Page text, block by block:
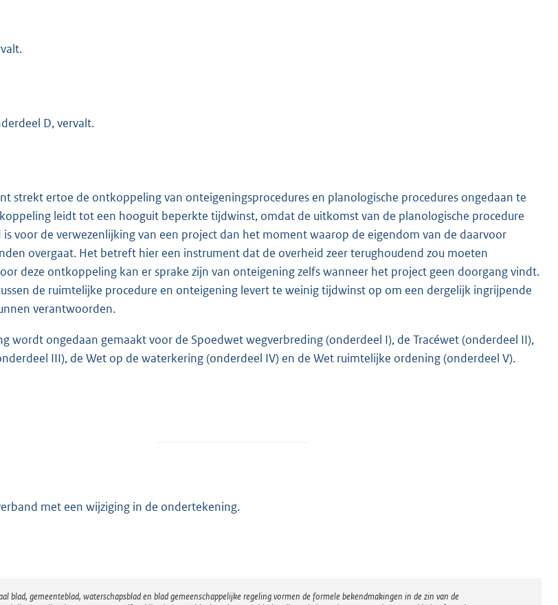
D, vervalt.
strekt ertoe de ontkoppeling van onteigeningsprocedures en planologische procedures ongedaan te
leidt tot een hooguit beperkte tijdwinst, omdat de uitkomst van de planologische procedure
is voor de verwezenlijking van een project dan het moment waarop de eigendom van de daarvoor
overgaat. Het betreft hier een instrument dat de overheid zeer terughoudend zou moeten
deze ontkoppeling kan er sprake zijn van onteigening zelfs wanneer het project geen doorgang vindt.
de ruimtelijke procedure en onteigening levert te weinig tijdwinst op om een dergelijk ingrijpende
verantwoorden.
wordt ongedaan gemaakt voor de Spoedwet wegverbreding (onderdeel I), de Tracéwet (onderdeel II),
III), de Wet op de waterkering (onderdeel IV) en de Wet ruimtelijke ordening (onderdeel V).
met een wijziging in de ondertekening.
blad, gemeenteblad, waterschapsblad en blad gemeenschappelijke regeling vormen de formele bekendmakingen in de zin van de